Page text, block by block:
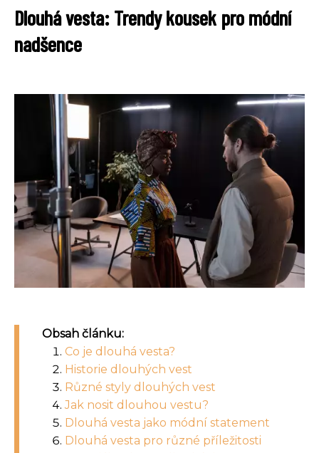
Dlouhá vesta: Trendy kousek pro módní
nadšence
Obsah článku:
Co je dlouhá vesta?
Historie dlouhých vest
Různé styly dlouhých vest
Jak nosit dlouhou vestu?
Dlouhá vesta jako módní statement
Dlouhá vesta pro různé příležitosti